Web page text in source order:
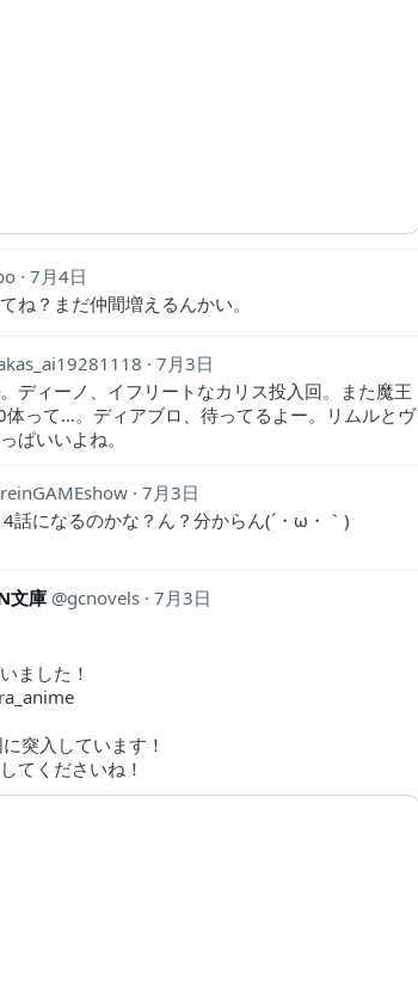
7月4日
ね？まだ仲間増えるんかい。
7月3日
ディーノ、イフリートなカリス投入回。また魔王
って…。ディアブロ、待ってるよー。リムルとヴ
ぱいいよね。
reinGAMEshow
7月3日
話になるのかな？ん？分からん(´・ω・｀)
文庫 gcnovels
7月3日
ました！
突入しています！
てくださいね！